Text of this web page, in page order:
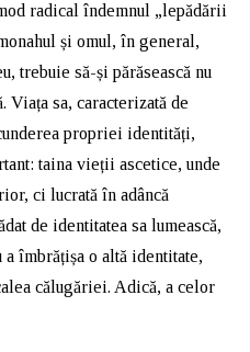
radical îndemnul „lepădării
și omul, în general,
trebuie să-și părăsească nu
Viața sa, caracterizată de
propriei identități,
taina vieții ascetice, unde
ci lucrată în adâncă
de identitatea sa lumească,
îmbrățișa o altă identitate,
călugăriei. Adică, a celor